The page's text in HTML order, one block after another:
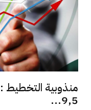
منذوبية التخطيط
9,5...